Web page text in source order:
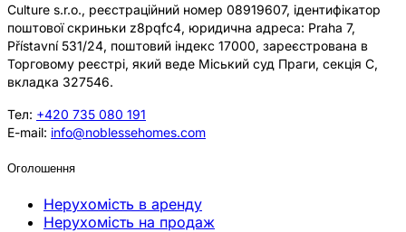
Culture s.r.o., реєстраційний номер 08919607, ідентифікатор
поштової скриньки z8pqfc4, юридична адреса: Praha 7,
Přístavní 531/24, поштовий індекс 17000, зареєстрована в
Торговому реєстрі, який веде Міський суд Праги, секція C,
вкладка 327546.
Тел: +420 735 080 191
E-mail: info@noblessehomes.com
Оголошення
Нерухомість в аренду
Нерухомість на продаж